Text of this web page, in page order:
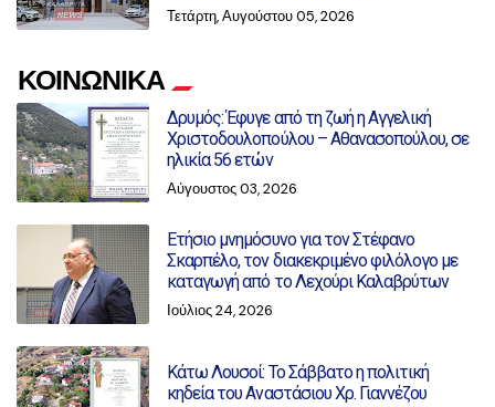
Τετάρτη, Αυγούστου 05, 2026
ΚΟΙΝΩΝΙΚΑ
Δρυμός: Έφυγε από τη ζωή η Αγγελική
Χριστοδουλοπούλου – Αθανασοπούλου, σε
ηλικία 56 ετών
Αύγουστος 03, 2026
Ετήσιο μνημόσυνο για τον Στέφανο
Σκαρπέλο, τον διακεκριμένο φιλόλογο με
καταγωγή από το Λεχούρι Καλαβρύτων
Ιούλιος 24, 2026
Κάτω Λουσοί: Το Σάββατο η πολιτική
κηδεία του Αναστάσιου Χρ. Γιαννέζου